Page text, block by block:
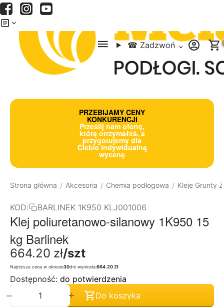
☎ Zadzwoń ⌄
PRZEBIJAMY CENY
KONKURENCJI
Prześlij nam ofertę,
którą otrzymałeś, a
przygotujemy dla
Ciebie indywidualną
wycenę
Strona główna / Akcesoria / Chemia podłogowa / Kleje Grunty
KOD: BARLINEK 1K950 KLJ001006
Klej poliuretanowo-silanowy 1K950 15
kg Barlinek
664.20 zł/szt
Najniższa cena w okresie30dni wyniosła:664.20 Zł
Dostępność: do potwierdzenia
+
−
Do koszyka